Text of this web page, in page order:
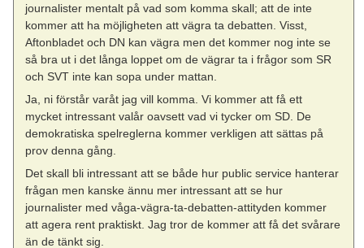
journalister mentalt på vad som komma skall; att de inte
kommer att ha möjligheten att vägra ta debatten. Visst,
Aftonbladet och DN kan vägra men det kommer nog inte se
så bra ut i det långa loppet om de vägrar ta i frågor som SR
och SVT inte kan sopa under mattan.
Ja, ni förstår varåt jag vill komma. Vi kommer att få ett
mycket intressant valår oavsett vad vi tycker om SD. De
demokratiska spelreglerna kommer verkligen att sättas på
prov denna gång.
Det skall bli intressant att se både hur public service hanterar
frågan men kanske ännu mer intressant att se hur
journalister med våga-vägra-ta-debatten-attityden kommer
att agera rent praktiskt. Jag tror de kommer att få det svårare
än de tänkt sig.